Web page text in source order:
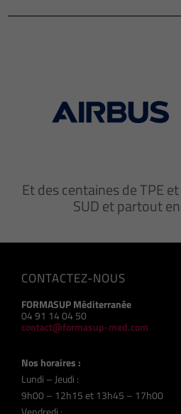
Et des centaines de TPE
SUD et partout
CONTACTEZ-NOUS
FORMASUP Méditerranée
04 91 14 04 50
contact@formasup-med.com
Nos horaires :
Lundi – Jeudi :
9h00 – 12h15 et 13h45 – 17h00